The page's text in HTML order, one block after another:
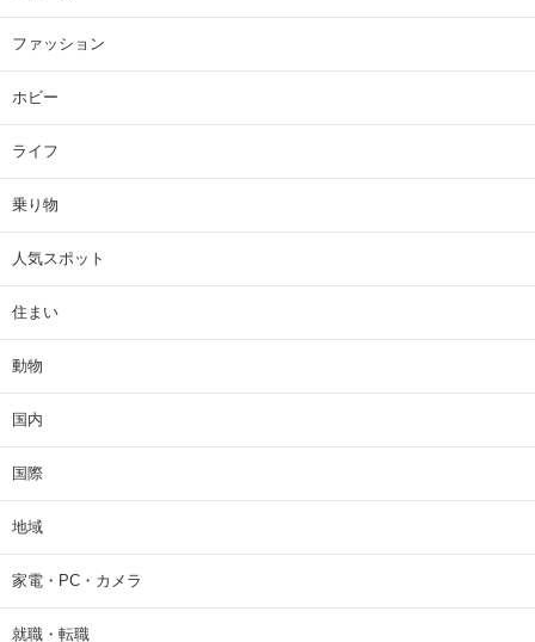
ファッション
ホビー
ライフ
乗り物
人気スポット
住まい
動物
国内
国際
地域
家電・PC・カメラ
就職・転職